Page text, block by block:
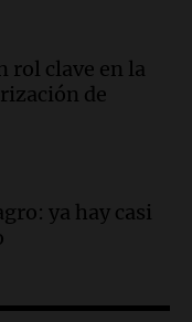
adelantó su
de
realizan
rol clave en la
de
ya hay casi